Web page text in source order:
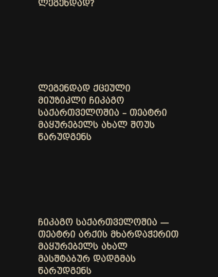
ᲚᲔᲒᲔᲜᲓᲐᲓ?
ᲚᲔᲒᲔᲜᲓᲐᲓ ᲥᲪᲔᲣᲚᲘ
ᲛᲘᲣᲖᲘᲙᲚᲘ ᲩᲘᲙᲐᲒᲝ
ᲡᲐᲥᲐᲠᲗᲕᲔᲚᲝᲨᲘᲐ – ᲗᲔᲐᲢᲠᲘ
ᲛᲐᲧᲣᲠᲔᲑᲔᲚᲡ ᲐᲮᲐᲚ ᲨᲝᲣᲡ
ᲬᲐᲠᲣᲓᲒᲔᲜᲡ
ᲩᲘᲙᲐᲒᲝ ᲡᲐᲥᲐᲠᲗᲕᲔᲚᲝᲨᲘᲐ —
ᲗᲔᲐᲢᲠᲘ ᲐᲠᲥᲘᲡ ᲛᲮᲐᲠᲓᲐᲭᲔᲠᲘᲗ
ᲛᲐᲧᲣᲠᲔᲑᲔᲚᲡ ᲐᲮᲐᲚ
ᲛᲐᲡᲨᲢᲐᲑᲣᲠ ᲓᲐᲓᲒᲛᲐᲡ
ᲬᲐᲠᲣᲓᲒᲔᲜᲡ